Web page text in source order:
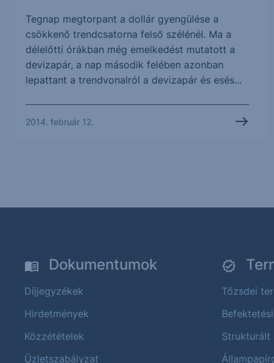
Tegnap megtorpant a dollár gyengülése a
csökkenő trendcsatorna felső szélénél. Ma a
délelőtti órákban még emelkedést mutatott a
devizapár, a nap második felében azonban
lepattant a trendvonalról a devizapár és esés...
2014. február 12.
Dokumentumok
Díjjegyzékek
Hirdetmények
Közzétételek
Üzletszabályzat
Tőzsdei
Strukturált